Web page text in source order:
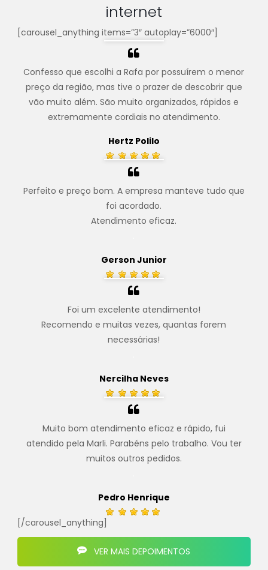
internet
[carousel_anything items=”3″ autoplay=”6000″]
Confesso que escolhi a Rafa por possuírem o menor
preço da região, mas tive o prazer de descobrir que
vão muito além. São muito organizados, rápidos e
extremamente cordiais no atendimento.
Hertz Polilo
Perfeito e preço bom. A empresa manteve tudo que
foi acordado.
Atendimento eficaz.
Gerson Junior
Foi um excelente atendimento!
Recomendo e muitas vezes, quantas forem
necessárias!
Nercilha Neves
Muito bom atendimento eficaz e rápido, fui
atendido pela Marli. Parabéns pelo trabalho. Vou ter
muitos outros pedidos.
Pedro Henrique
[/carousel_anything]
VER MAIS DEPOIMENTOS